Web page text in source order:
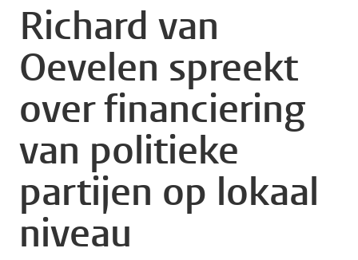
Richard van
Oevelen spreekt
over financiering
van politieke
partijen op lokaal
niveau